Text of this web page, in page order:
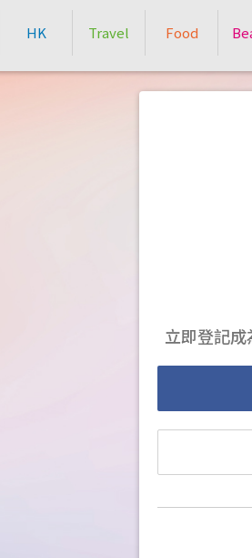
HK Travel Food
立即登記